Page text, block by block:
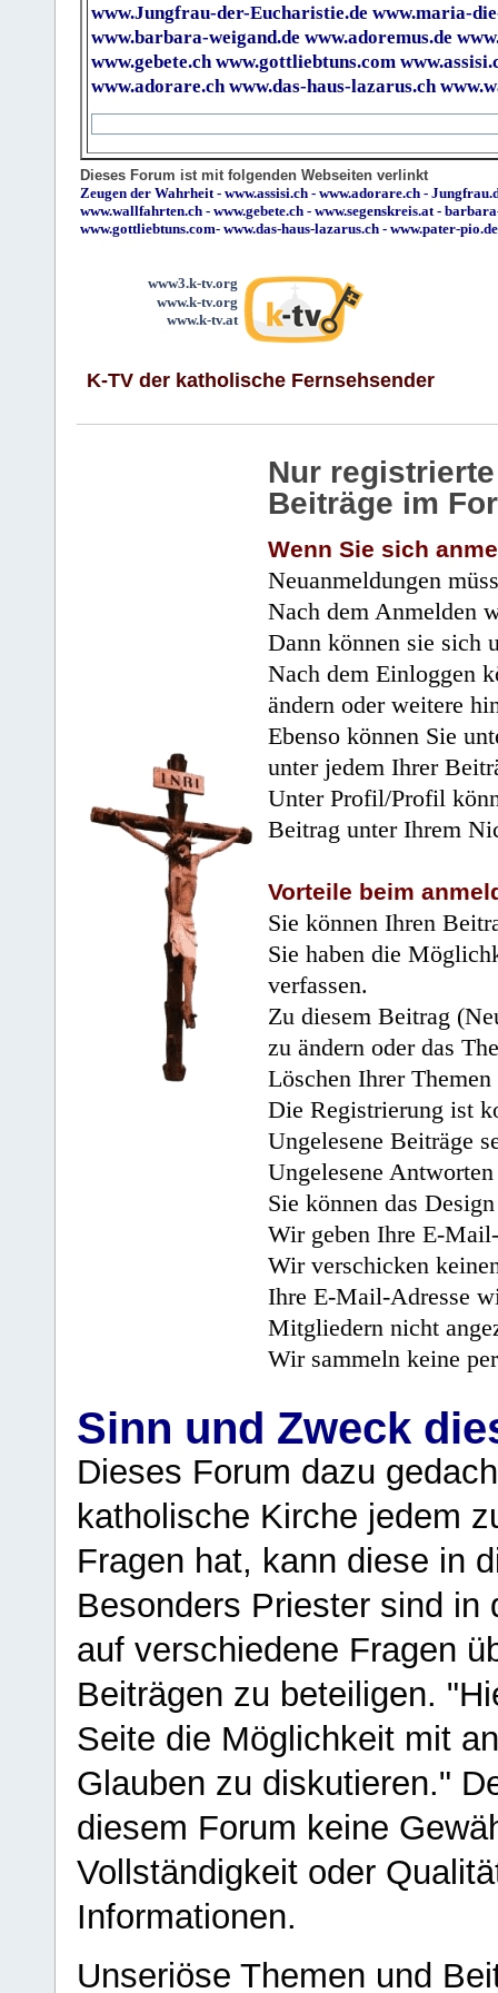
www.Jungfrau-der-Eucharistie.de www.maria-
www.barbara-weigand.de www.adoremus.de
www.gebete.ch www.gottliebtuns.com
www.adorare.ch www.das-haus-lazarus.ch
Dieses Forum ist mit folgenden Webseiten verlinkt
Zeugen der Wahrheit - www.assisi.ch - www.adorare.ch -
www.wallfahrten.ch - www.gebete.ch - www.segenskreis.at -
www.gottliebtuns.com- www.das-haus-lazarus.ch - www.pater-pio.de
www3.k-tv.org
www.k-tv.org
www.k-tv.at
K-TV der katholische Fernsehsender
Nur
Beiträge im
Wenn Sie sich
Neuanmeldungen
Nach dem Anmelden
Dann können sie sich
Nach dem Einloggen
ändern oder weitere
Ebenso können Sie
unter jedem Ihrer
Unter Profil/Profil
Beitrag unter Ihrem
Vorteile beim
Sie können Ihren
Sie haben die
verfassen.
Zu diesem Beitrag
zu ändern oder das
Löschen Ihrer
Die Registrierung ist
Ungelesene Beiträge
Ungelesene
Sie können das
Wir geben Ihre E-
Wir verschicken
Ihre E-Mail-Adresse
Mitgliedern nicht
Wir sammeln keine
Sinn und Zweck
Dieses Forum dazu
katholische Kirche jedem
Fragen hat, kann diese in
Besonders Priester sind in
auf verschiedene Fragen
Beiträgen zu beteiligen.
Seite die Möglichkeit mit
Glauben zu diskutieren."
diesem Forum keine
Vollständigkeit oder
Informationen.
Unseriöse Themen und